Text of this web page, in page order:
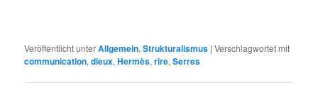
Veröffentlicht unterAllgemein,Strukturalismus |Verschlagwortet mit
communication,dieux,Hermès,rire,Serres